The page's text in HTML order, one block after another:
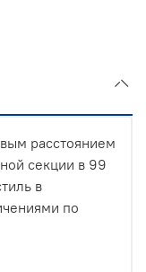
расстоянием
секции в 99
в
по